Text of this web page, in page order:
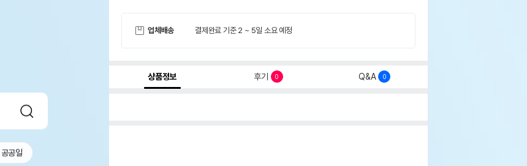
공공일
업체배송 결제완료 기준 2 ~ 5일 소요 예정
상품정보 후기 0 Q&A 0